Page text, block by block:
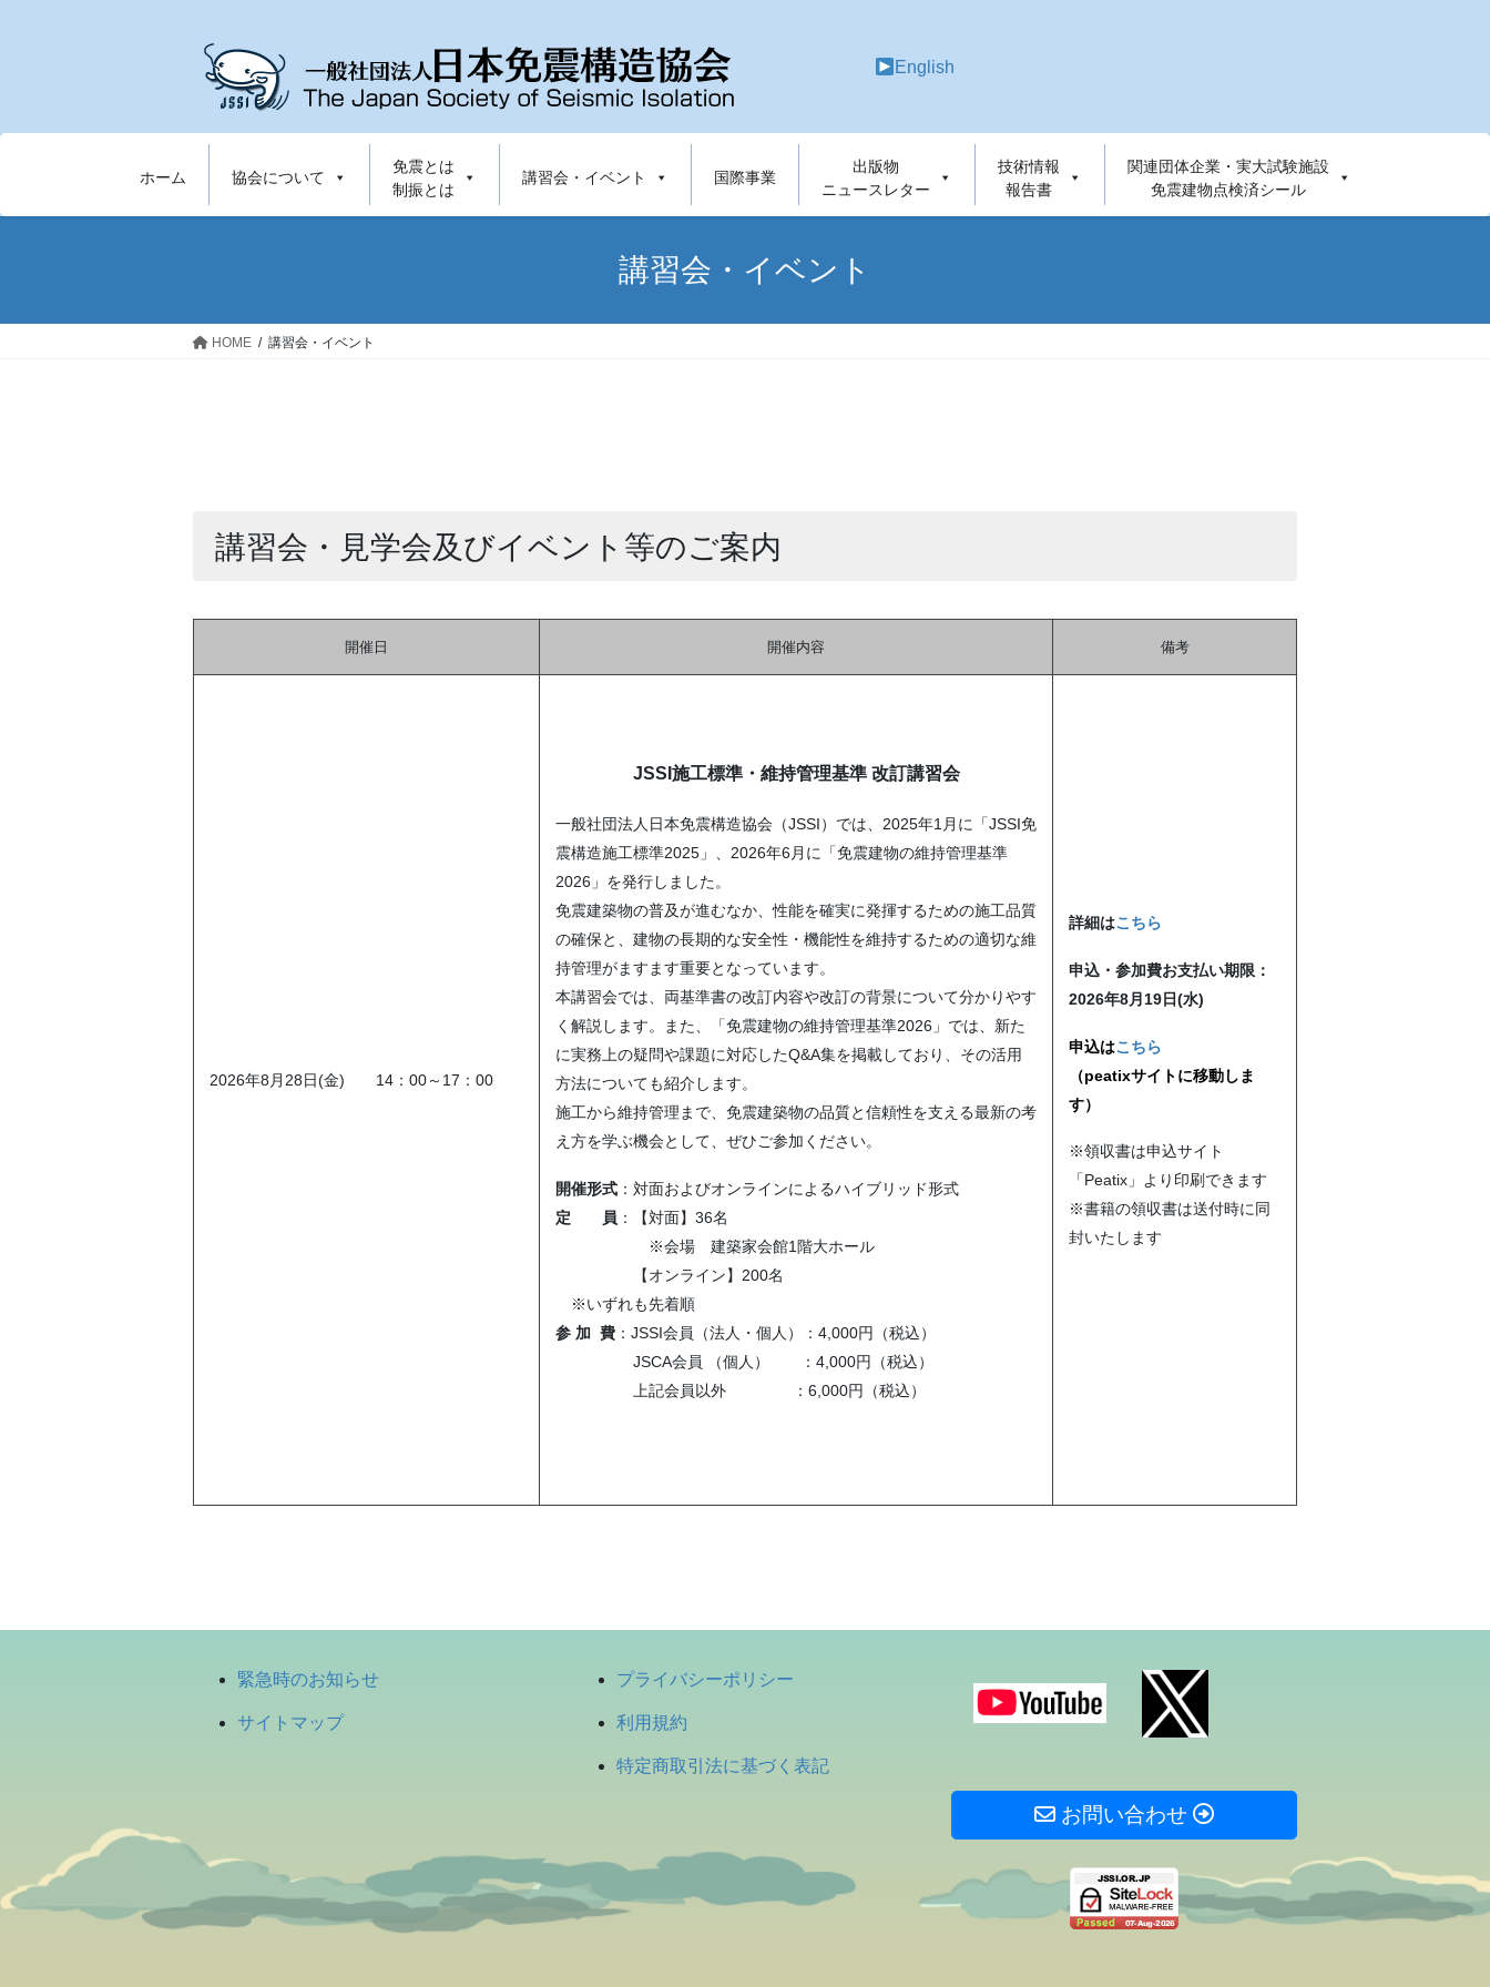
English
ホーム 協会について
免震とは
制振とは
講習会・イベント 国際事業
出版物
ニュースレター
技術情報
報告書
関連団体企業・実大試験施設
免震建物点検済シール
講習会・イベント
HOME 講習会・イベント
講習会・見学会及びイベント等のご案内
開催日 開催内容 備考
2026年8月28日(金) 14：00～17：00
JSSI施工標準・維持管理基準 改訂講習会
一般社団法人日本免震構造協会（JSSI）では、2025年1月に「JSSI免
震構造施工標準2025」、2026年6月に「免震建物の維持管理基準
2026」を発行しました。
免震建築物の普及が進むなか、性能を確実に発揮するための施工品質
の確保と、建物の長期的な安全性・機能性を維持するための適切な維
持管理がますます重要となっています。
本講習会では、両基準書の改訂内容や改訂の背景について分かりやす
く解説します。また、「免震建物の維持管理基準2026」では、新た
に実務上の疑問や課題に対応したQ&A集を掲載しており、その活用
方法についても紹介します。
施工から維持管理まで、免震建築物の品質と信頼性を支える最新の考
え方を学ぶ機会として、ぜひご参加ください。
開催形式 ：対面およびオンラインによるハイブリッド形式
定 員 ：【対面】36名
※会場 建築家会館1階大ホール
【オンライン】200名
※いずれも先着順
参 加 費 ：JSSI会員（法人・個人）：4,000円（税込）
JSCA会員 （個人） ：4,000円（税込）
上記会員以外 ：6,000円（税込）
詳細はこちら
申込・参加費お支払い期限：
2026年8月19日(水)
申込はこちら
（peatixサイトに移動しま
す）
※領収書は申込サイト
「Peatix」より印刷できます
※書籍の領収書は送付時に同
封いたします
緊急時のお知らせ
サイトマップ
プライバシーポリシー
利用規約
特定商取引法に基づく表記
お問い合わせ